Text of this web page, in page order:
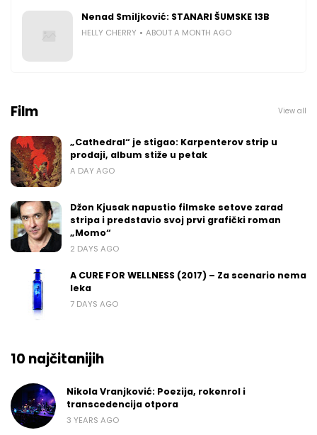
Nenad Smiljković: STANARI ŠUMSKE 13B
HELLY CHERRY ABOUT A MONTH AGO
Film View all
„Cathedral“ je stigao: Karpenterov strip u
prodaji, album stiže u petak
A DAY AGO
Džon Kjusak napustio filmske setove zarad
stripa i predstavio svoj prvi grafički roman
„Momo“
2 DAYS AGO
A CURE FOR WELLNESS (2017) – Za scenario nema
leka
7 DAYS AGO
10 najčitanijih
Nikola Vranjković: Poezija, rokenrol i
transcedencija otpora
3 YEARS AGO